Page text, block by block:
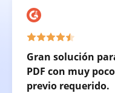
Gran solución
PDF con muy
previo requerido.